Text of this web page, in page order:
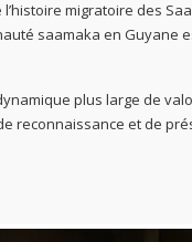
migratoire des
saamaka en
plus large de
reconnaissance et de